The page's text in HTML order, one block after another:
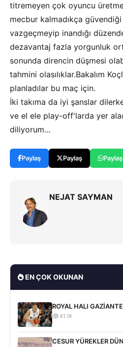
titremeyen çok oyuncu
mecbur kalmadıkça
vazgeçmeyip inandığı
dezavantaj fazla yorgunluk
sonunda direncin düşmesi
tahmini olasılıklar.Bakalım
planladılar bu maç için.
İki takıma da iyi şanslar
ve el ele play-off'larda yer
diliyorum...
Paylaş Paylaş Paylaş
NEJAT SAYMAN
EN ÇOK OKUNAN
ROYAL HALI
41.1K
CESUR YÜREKLER